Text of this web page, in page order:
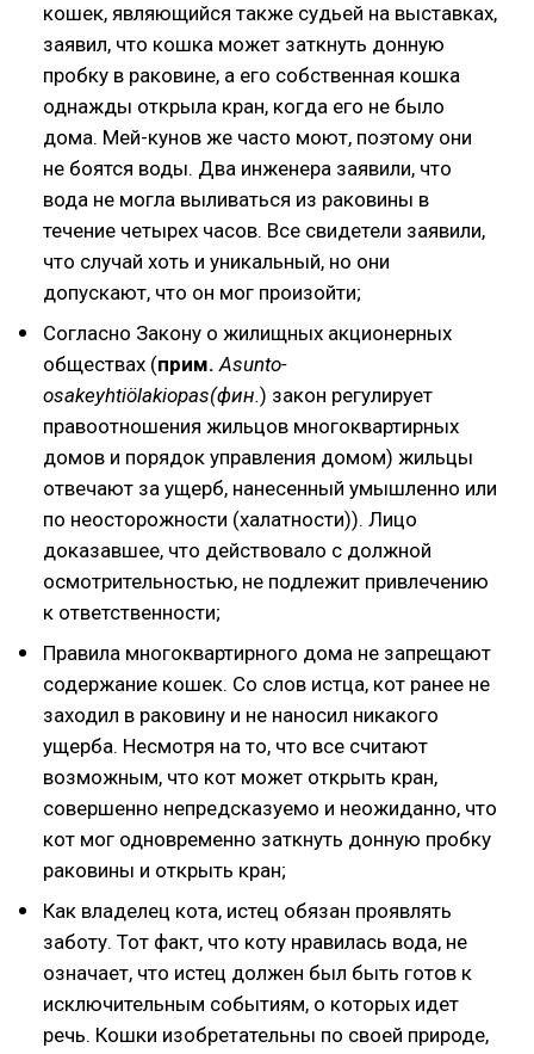
кошек, являющийся также судьей на выставках,
заявил, что кошка может заткнуть донную
пробку в раковине, а его собственная кошка
однажды открыла кран, когда его не было
дома. Мей-кунов же часто моют, поэтому они
не боятся воды. Два инженера заявили, что
вода не могла выливаться из раковины в
течение четырех часов. Все свидетели заявили,
что случай хоть и уникальный, но они
допускают, что он мог произойти;
Согласно Закону о жилищных акционерных
обществах (прим. Asunto-
osakeyhtiölakiopas(фин.) закон регулирует
правоотношения жильцов многоквартирных
домов и порядок управления домом) жильцы
отвечают за ущерб, нанесенный умышленно или
по неосторожности (халатности)). Лицо
доказавшее, что действовало с должной
осмотрительностью, не подлежит привлечению
к ответственности;
Правила многоквартирного дома не запрещают
содержание кошек. Со слов истца, кот ранее не
заходил в раковину и не наносил никакого
ущерба. Несмотря на то, что все считают
возможным, что кот может открыть кран,
совершенно непредсказуемо и неожиданно, что
кот мог одновременно заткнуть донную пробку
раковины и открыть кран;
Как владелец кота, истец обязан проявлять
заботу. Тот факт, что коту нравилась вода, не
означает, что истец должен был быть готов к
исключительным событиям, о которых идет
речь. Кошки изобретательны по своей природе,